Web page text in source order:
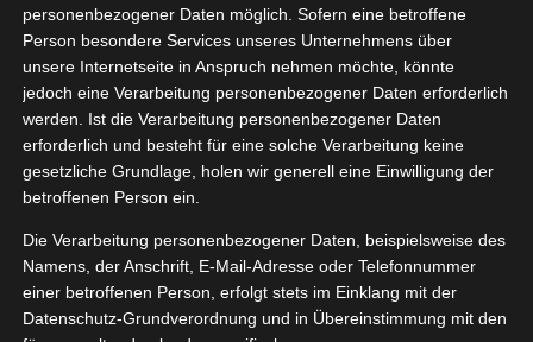
Gehe zu ...
Zeige
personenbezogener Daten möglich. Sofern eine betroffene
Person besondere Services unseres Unternehmens über
unsere Internetseite in Anspruch nehmen möchte, könnte
jedoch eine Verarbeitung personenbezogener Daten erforderlich
werden. Ist die Verarbeitung personenbezogener Daten
erforderlich und besteht für eine solche Verarbeitung keine
gesetzliche Grundlage, holen wir generell eine Einwilligung der
betroffenen Person ein.
Die Verarbeitung personenbezogener Daten, beispielsweise des
Namens, der Anschrift, E-Mail-Adresse oder Telefonnummer
einer betroffenen Person, erfolgt stets im Einklang mit der
Datenschutz-Grundverordnung und in Übereinstimmung mit den